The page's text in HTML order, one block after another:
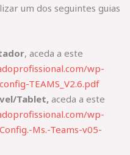
um dos seguintes guias
, aceda a este
wp-
TEAMS_V2.6.pdf
Tablet,aceda a este
wp-
Ms.-Teams-v05-